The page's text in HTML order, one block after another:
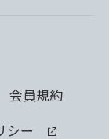
会員規約
シー